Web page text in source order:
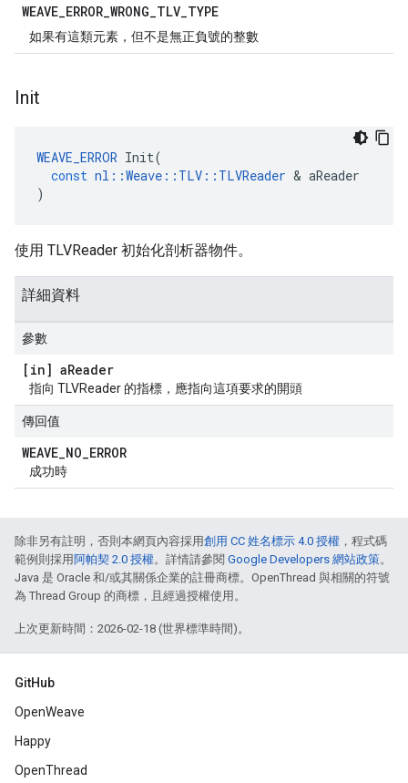
WEAVE_ERROR_WRONG_TLV_TYPE
如果有這類元素，但不是無正負號的整數
Init
WEAVE_ERROR Init(
const nl ::Weave :: TLV :: TLVReader & aReader
)
使用 TLVReader 初始化剖析器物件。
詳細資料
參數
[in] aReader
指向 TLVReader 的指標，應指向這項要求的開頭
傳回值
WEAVE_NO_ERROR
成功時
除非另有註明，否則本網頁內容採用創用 CC 姓名標示 4.0 授權 ，程式碼
範例則採用 阿帕契 2.0 授權。詳情請參閱 Google Developers 網站政策。
Java 是 Oracle 和/或其關係企業的註冊商標。OpenThread 與相關的符號
為 Thread Group 的商標，且經過授權使用。
上次更新時間：2026-02-18 (世界標準時間)。
GitHub
OpenWeave
Happy
OpenThread